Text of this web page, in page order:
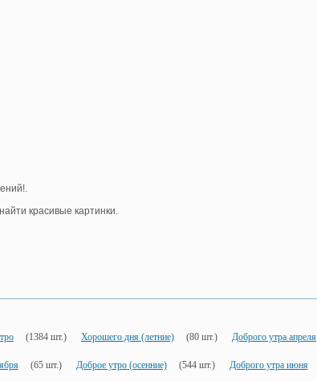
красивые картинки.
(1384 шт.) Хорошего дня (летние) (80 шт.) Доброго утра апреля
(65 шт.) Доброе утро (осенние) (544 шт.) Доброго утра июня